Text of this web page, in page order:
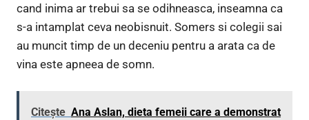
cand inima ar trebui sa se odihneasca, inseamna ca
s-a intamplat ceva neobisnuit. Somers si colegii sai
au muncit timp de un deceniu pentru a arata ca de
vina este apneea de somn.
Citește Ana Aslan, dieta femeii care a demonstrat